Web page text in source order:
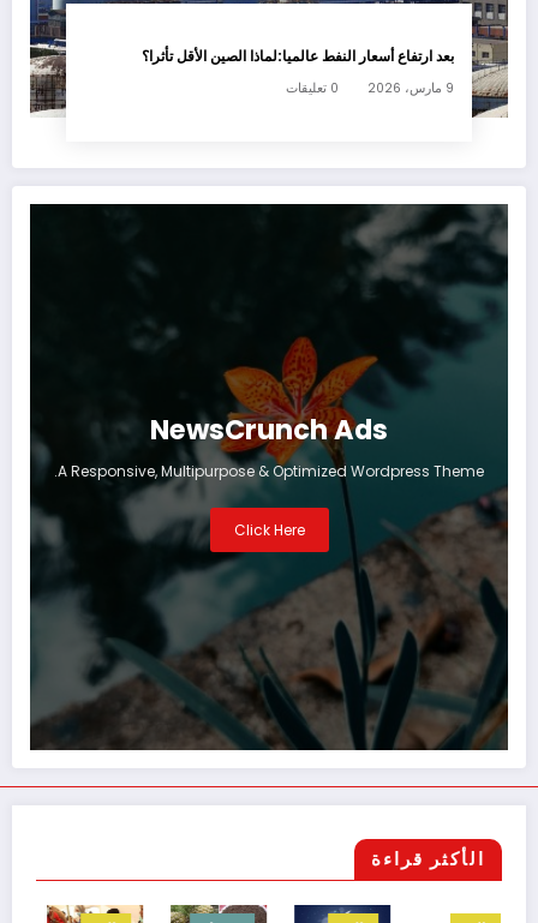
بعد ارتفاع أسعار النفط عالميا:لماذا الصين الأقل تأثرا؟
9 مارس، 2026 0 تعليقات
NewsCrunch Ads
A Responsive, Multipurpose & Optimized Wordpress Theme.
Click Here
الأكثر قراءة